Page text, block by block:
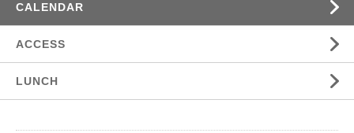
CALENDAR
ACCESS
LUNCH